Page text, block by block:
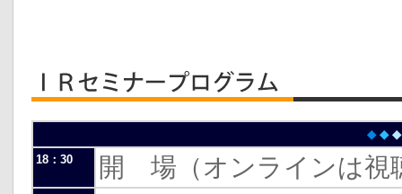
◆ ◆ ◆
18：30
開 場（オンラインは視